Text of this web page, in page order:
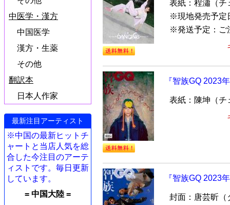
中医学・漢方
中国医学
漢方・生薬
その他
翻訳本
日本人作家
最新注目アーティスト
※中国の最新ヒットチ
ャートと当店人気を総
合した今注目のアーテ
ィストです。毎日更新
しています。
= 中国大陸 =
表紙：程瀟（チ
※現地発売予定
※発送予定：ご
『智族GQ 2023
表紙：陳坤（チ
『智族GQ 2023
封面：唐芸昕（